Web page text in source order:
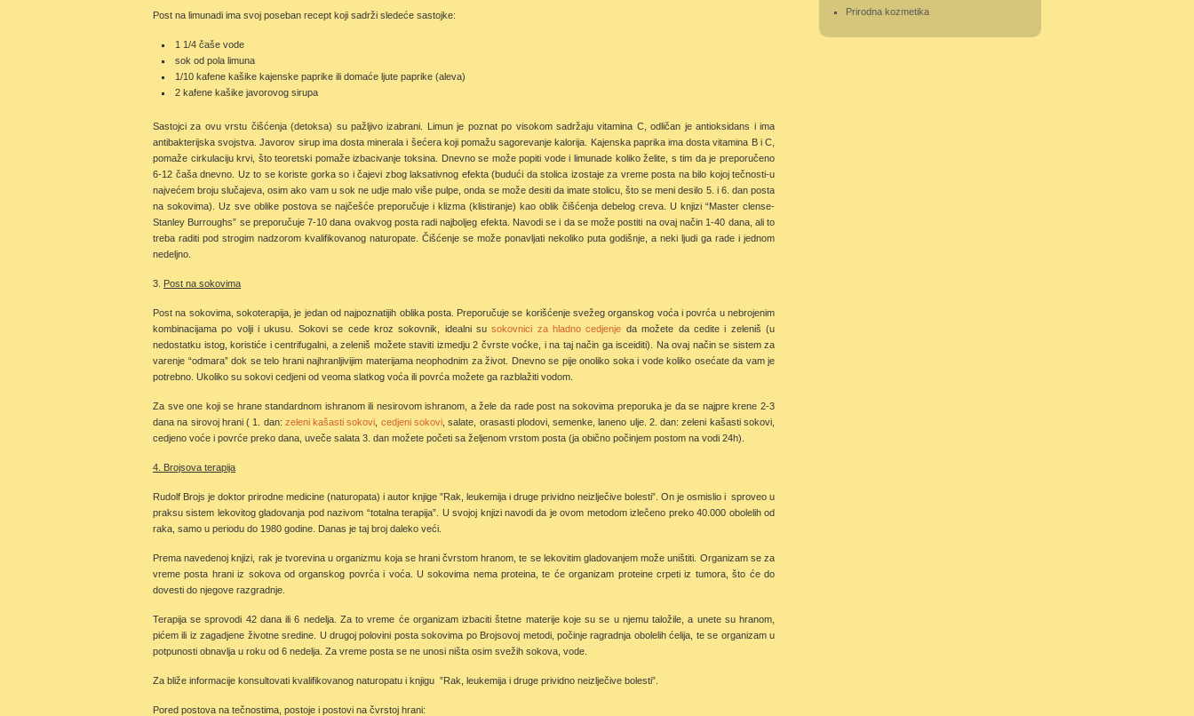
Post na limunadi ima svoj poseban recept koji sadrži sledeće sastojke:
1 1/4 čaše vode
sok od pola limuna
1/10 kafene kašike kajenske paprike ili domaće ljute paprike (aleva)
2 kafene kašike javorovog sirupa
Sastojci za ovu vrstu čišćenja (detoksa) su pažljivo izabrani. Limun je poznat po visokom sadržaju vitamina C, odličan je antioksidans i ima
antibakterijska svojstva. Javorov sirup ima dosta minerala i šećera koji pomažu sagorevanje kalorija. Kajenska paprika ima dosta vitamina B i C,
pomaže cirkulaciju krvi, što teoretski pomaže izbacivanje toksina. Dnevno se može popiti vode i limunade koliko želite, s tim da je preporučeno
6-12 čaša dnevno. Uz to se koriste gorka so i čajevi zbog laksativnog efekta (budući da stolica izostaje za vreme posta na bilo kojoj tečnosti-u
najvećem broju slučajeva, osim ako vam u sok ne udje malo više pulpe, onda se može desiti da imate stolicu, što se meni desilo 5. i 6. dan posta
na sokovima). Uz sve oblike postova se najčešće preporučuje i klizma (klistiranje) kao oblik čišćenja debelog creva. U knjizi “Master clense-
Stanley Burroughs” se preporučuje 7-10 dana ovakvog posta radi najboljeg efekta. Navodi se i da se može postiti na ovaj način 1-40 dana, ali to
treba raditi pod strogim nadzorom kvalifikovanog naturopate. Čišćenje se može ponavljati nekoliko puta godišnje, a neki ljudi ga rade i jednom
nedeljno.
3. Post na sokovima
Post na sokovima, sokoterapija, je jedan od najpoznatijih oblika posta. Preporučuje se korišćenje svežeg organskog voća i povrća u nebrojenim
kombinacijama po volji i ukusu. Sokovi se cede kroz sokovnik, idealni susokovnici za hladno cedjenje da možete da cedite i zeleniš (u
nedostatku istog, koristiće i centrifugalni, a zeleniš možete staviti izmedju 2 čvrste voćke, i na taj način ga isceiditi). Na ovaj način se sistem za
varenje “odmara” dok se telo hrani najhranljivijim materijama neophodnim za život. Dnevno se pije onoliko soka i vode koliko osećate da vam je
potrebno. Ukoliko su sokovi cedjeni od veoma slatkog voća ili povrća možete ga razblažiti vodom.
Za sve one koji se hrane standardnom ishranom ili nesirovom ishranom, a žele da rade post na sokovima preporuka je da se najpre krene 2-3
dana na sirovoj hrani ( 1. dan: zeleni kašasti sokovi cedjeni sokovi , salate, orasasti plodovi, semenke, laneno ulje. 2. dan: zeleni kašasti sokovi,
cedjeno voće i povrće preko dana, uveče salata 3. dan možete početi sa željenom vrstom posta (ja obično počinjem postom na vodi 24h).
4. Brojsova terapija
Rudolf Brojs je doktor prirodne medicine (naturopata) i autor knjige ”Rak, leukemija i druge prividno neizlječive bolesti”. On je osmislio i sproveo u
praksu sistem lekovitog gladovanja pod nazivom “totalna terapija”. U svojoj knjizi navodi da je ovom metodom izlečeno preko 40.000 obolelih od
raka, samo u periodu do 1980 godine. Danas je taj broj daleko veći.
Prema navedenoj knjizi, rak je tvorevina u organizmu koja se hrani čvrstom hranom, te se lekovitim gladovanjem može uništiti. Organizam se za
vreme posta hrani iz sokova od organskog povrća i voća. U sokovima nema proteina, te će organizam proteine crpeti iz tumora, što će do
dovesti do njegove razgradnje.
Terapija se sprovodi 42 dana ili 6 nedelja. Za to vreme će organizam izbaciti štetne materije koje su se u njemu taložile, a unete su hranom,
pićem ili iz zagadjene životne sredine. U drugoj polovini posta sokovima po Brojsovoj metodi, počinje ragradnja obolelih ćelija, te se organizam u
potpunosti obnavlja u roku od 6 nedelja. Za vreme posta se ne unosi ništa osim svežih sokova, vode.
Za bliže informacije konsultovati kvalifikovanog naturopatu i knjigu ”Rak, leukemija i druge prividno neizlječive bolesti”.
Pored postova na tečnostima, postoje i postovi na čvrstoj hrani:
Prirodna kozmetika